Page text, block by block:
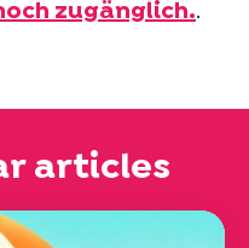
zugänglich..
articles